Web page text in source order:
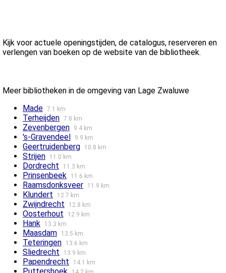
Kijk voor actuele openingstijden, de catalogus, reserveren en
verlengen van boeken op de website van de bibliotheek.
Meer bibliotheken in de omgeving van Lage Zwaluwe
Made 7.1 km
Terheijden 7.8 km
Zevenbergen 9.4 km
's-Gravendeel 9.9 km
Geertruidenberg 10.8 km
Strijen 11.0 km
Dordrecht 11.3 km
Prinsenbeek 11.6 km
Raamsdonksveer 11.9 km
Klundert 12.7 km
Zwijndrecht 12.8 km
Oosterhout 12.9 km
Hank 13.3 km
Maasdam 13.5 km
Teteringen 13.6 km
Sliedrecht 13.9 km
Papendrecht 14.1 km